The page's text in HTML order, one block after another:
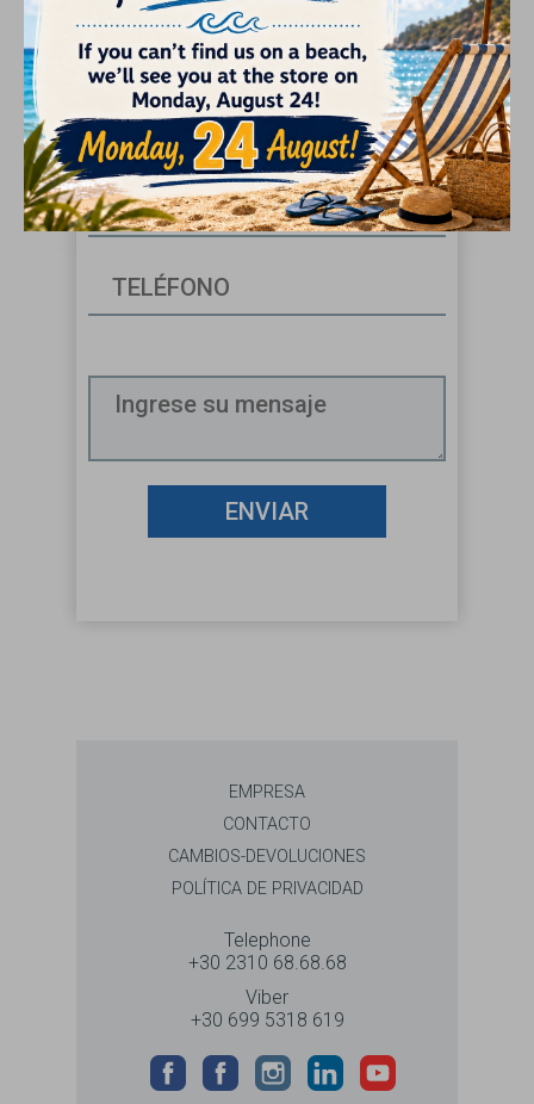
¡Pregúntenos sobre este
producto!
ENVIAR
EMPRESA
CONTACTO
CAMBIOS-DEVOLUCIONES
POLÍTICA DE PRIVACIDAD
Telephone
+30 2310 68.68.68
Viber
+30 699 5318 619